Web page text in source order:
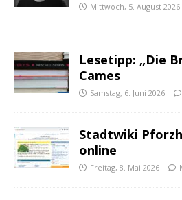
Mittwoch, 5. August 2026
Lesetipp: „Die
Cames
Samstag, 6. Juni 2026
Stadtwiki
online
Freitag, 8. Mai 2026